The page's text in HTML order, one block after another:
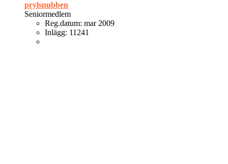
prylsnubben
Seniormedlem
Reg.datum: mar 2009
Inlägg: 11241